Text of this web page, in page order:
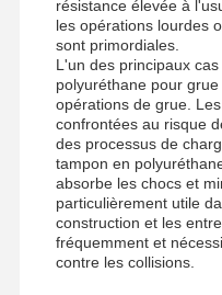
résistance élevée à
les opérations lourdes
sont primordiales.
L'un des principaux
polyuréthane pour
opérations de grue.
confrontées au risque
des processus de
tampon en
absorbe les chocs et
particulièrement utile
construction et les
fréquemment et
contre les collisions.